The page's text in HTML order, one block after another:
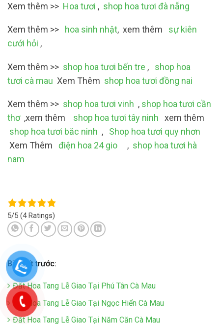
Xem thêm >> Hoa tươi , shop hoa tươi đà nẵng
Xem thêm >> hoa sinh nhật, xem thêm
sự kiên
cưới hỏi ,
Xem thêm >> shop hoa tươi bến tre , shop hoa
tươi cà mau Xem Thêm shop hoa tươi đồng nai
Xem thêm >> shop hoa tươi vinh , shop hoa tươi cần
thơ,xem thêm shop hoa tươi tây ninh xem thêm
shop hoa tươi băc ninh ,
Shop hoa tươi quy nhơn
Xem Thêm điện hoa 24 gio , shop hoa tươi hà
nam
5/5 (4 Ratings)
Bài viết trước:
Đăt Hoa Tang Lễ Giao Tại Phú Tân Cà Mau
Đăt Hoa Tang Lễ Giao Tại Ngọc Hiển Cà Mau
Đăt Hoa Tang Lễ Giao Tại Năm Căn Cà Mau